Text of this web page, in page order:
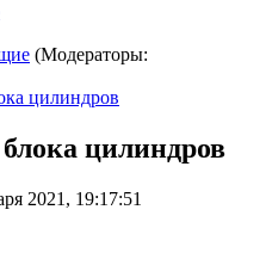
(Модераторы:
цилиндров
цилиндров
2021, 19:17:51